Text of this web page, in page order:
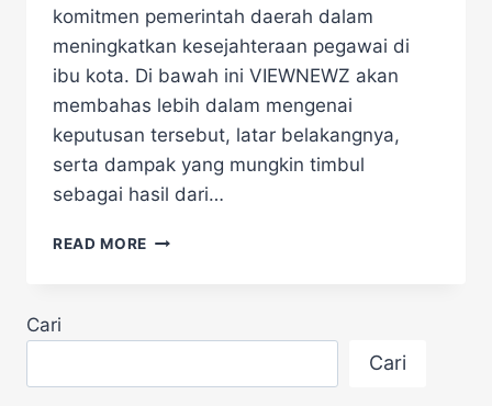
komitmen pemerintah daerah dalam
meningkatkan kesejahteraan pegawai di
ibu kota. Di bawah ini VIEWNEWZ akan
membahas lebih dalam mengenai
keputusan tersebut, latar belakangnya,
serta dampak yang mungkin timbul
sebagai hasil dari…
READ MORE PEMPROV
Cari
Cari